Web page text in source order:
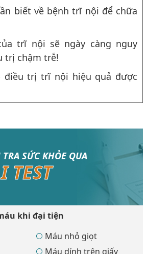
biết về bệnh trĩ nội để chữa
trĩ nội sẽ ngày càng nguy
trị chậm trễ!
điều trị trĩ nội hiệu quả được
SỨC KHỎE QUA
TEST
khi đại tiện
Máu nhỏ giọt
Máu dính trên giấy